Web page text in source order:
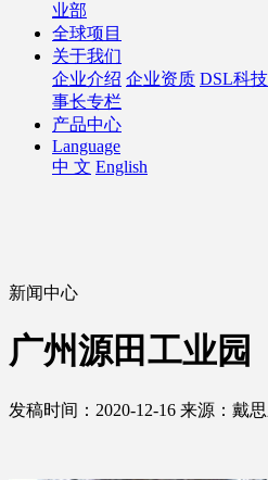
业部
全球项目
关于我们
企业介绍 企业资质 DSL科
事长专栏
产品中心
Language
中 文 English
新闻中心
广州源田工业园
发稿时间：2020-12-16 来源：戴